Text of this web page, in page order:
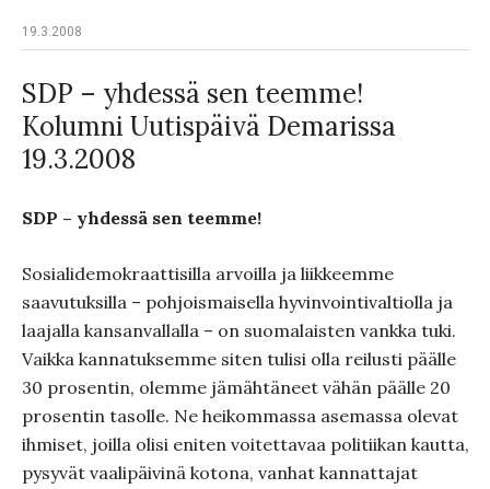
19.3.2008
SDP – yhdessä sen teemme!
Kolumni Uutispäivä Demarissa
19.3.2008
SDP – yhdessä sen teemme!
Sosialidemokraattisilla arvoilla ja liikkeemme
saavutuksilla – pohjoismaisella hyvinvointivaltiolla ja
laajalla kansanvallalla – on suomalaisten vankka tuki.
Vaikka kannatuksemme siten tulisi olla reilusti päälle
30 prosentin, olemme jämähtäneet vähän päälle 20
prosentin tasolle. Ne heikommassa asemassa olevat
ihmiset, joilla olisi eniten voitettavaa politiikan kautta,
pysyvät vaalipäivinä kotona, vanhat kannattajat